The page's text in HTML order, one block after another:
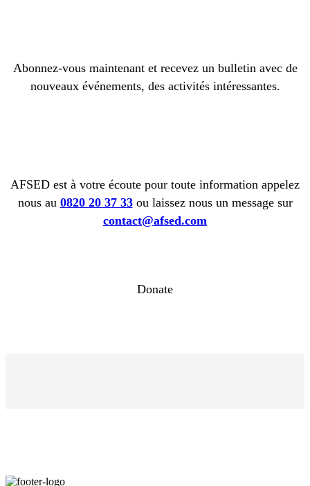
Abonnez-vous maintenant et recevez un bulletin avec de
nouveaux événements, des activités intéressantes.
AFSED est à votre écoute pour toute information appelez
nous au 0820 20 37 33ou laissez nous un message sur
contact@afsed.com
Donate